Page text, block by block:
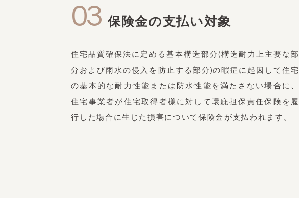
03 保険金の支払い対象
住宅品質確保法に定める基本構造部分(構造耐力上主要な部
分および雨水の侵入を防止する部分)の暇症に起因して住宅
の基本的な耐力性能または防水性能を満たさない場合に、
住宅事業者が住宅取得者様に対して環庇担保責任保険を履
行した場合に生じた損害について保険金が支払われます。